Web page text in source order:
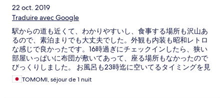
22 oct. 2019
Traduire avec Google
駅からの道も近くて、わかりやすいし、食事する場所も沢山あ
るので、素泊まりでも大丈夫でした。外観も内装も昭和レトロ
な感じで良かったです。16時過ぎにチェックインしたら、狭い
部屋いっぱいに布団が敷いてあって、座る場所もなかったので
びっくりしました。 お風呂も23時迄に空いてるタイミングを見
つけて入って、とのことでしたが、イベント参加後22時過ぎに
戻ってからも中々入れず、結局3人中2人目で23時を過ぎてしま
TOMOMI, séjour de 1 nuit